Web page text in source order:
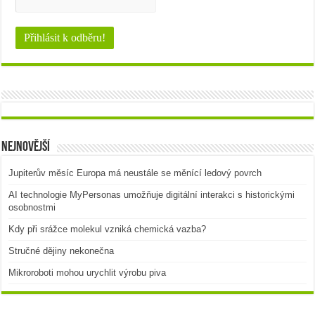
Nejnovější
Jupiterův měsíc Europa má neustále se měnící ledový povrch
AI technologie MyPersonas umožňuje digitální interakci s historickými
osobnostmi
Kdy při srážce molekul vzniká chemická vazba?
Stručné dějiny nekonečna
Mikroroboti mohou urychlit výrobu piva